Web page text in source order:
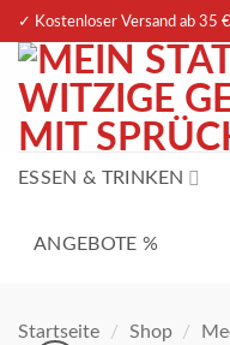
Zum
springen
✓ Kostenloser Versand ab
ESSEN & TRINKEN
ANGEBOTE %
Startseite / Shop /